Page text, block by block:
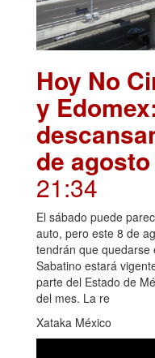
Hoy No
y
de
21:34
El sábado puede
auto, pero este 8 de
tendrán que quedarse
Sabatino estará
parte del Estado de
del mes. La re
Xataka México